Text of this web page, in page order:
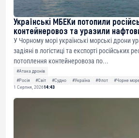
Українські МБЕКи потопили
контейнеровоз та уразили
У Чорному морі українські морські дрони
задіяні в логістиці та експорті російських
потоплення контейнеровоза по...
#Атака дронів
#Росія
#Світ #Судно #Україна #Флот
#Чорне
1 Серпня, 202614:43